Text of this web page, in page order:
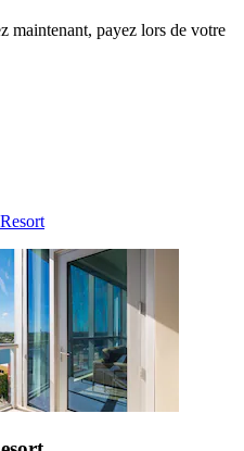
maintenant, payez lors de votre